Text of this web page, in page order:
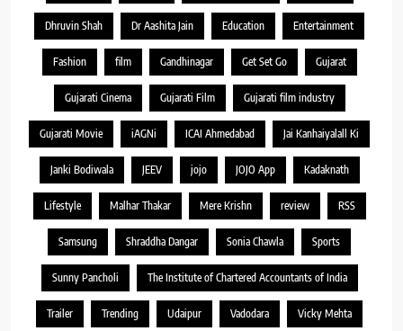
Dhruvin Shah Dr Aashita Jain Education Entertainment
Fashion film Gandhinagar Get Set Go Gujarat
Gujarati Cinema Gujarati Film Gujarati film industry
Gujarati Movie iAGNi ICAI Ahmedabad Jai Kanhaiyalall Ki
Janki Bodiwala JEEV jojo JOJO App Kadaknath
Lifestyle Malhar Thakar Mere Krishn review RSS
Samsung Shraddha Dangar Sonia Chawla Sports
Sunny Pancholi The Institute of Chartered Accountants of India
Trailer Trending Udaipur Vadodara Vicky Mehta